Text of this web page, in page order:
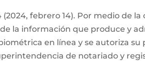
(2024, febrero 14). Por medio de
la información que produce y
en línea y se autoriza
de notariado y